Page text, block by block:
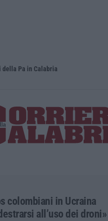
Pa in Calabria
colombiani in Ucraina
all’uso dei droni»